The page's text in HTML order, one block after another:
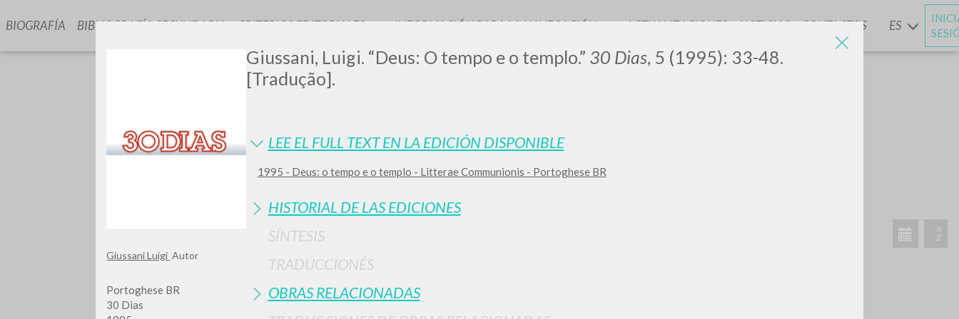
Giussani Luigi Autor
Portoghese BR
30 Dias
Giussani, Luigi. “Deus: O tempo e o templo.” 30 Dias, 5 (1995): 33-48.
[Tradução].
LEE EL FULL TEXT EN LA EDICIÓN DISPONIBLE
1995 - Deus: o tempo e o templo - Litterae Communionis - Portoghese BR
HISTORIAL DE LAS EDICIONES
SÍNTESIS
TRADUCCIONÉS
OBRAS RELACIONADAS
BIOGRAFÍA BIBLIOGRAFÍA SECUNDARIA CRITERIOS EDITORIALES INFORMACIÓN PARA LA NAVEGACIÓN ACTUALIZACIONESYNOTICIAS CONTACTOS ES
0DOCUMENTOS ENCONTRADOS
Ver detalles por tipo
A
Z
RESULTADOS SUCESIVOS